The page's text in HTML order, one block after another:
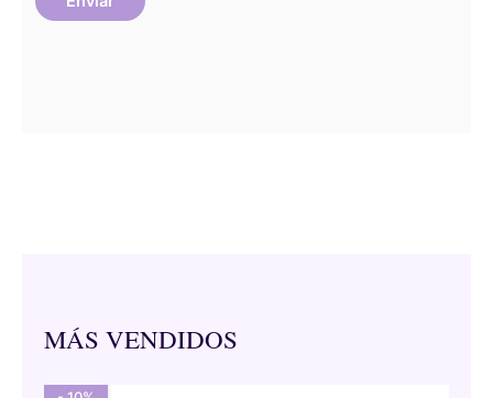
MÁS VENDIDOS